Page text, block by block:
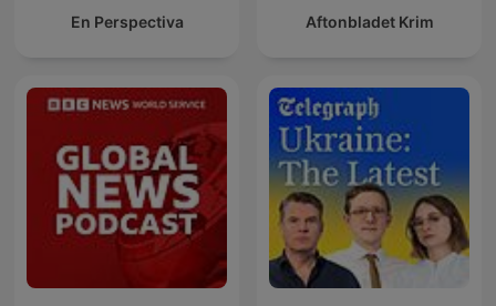
En Perspectiva Aftonbladet Krim